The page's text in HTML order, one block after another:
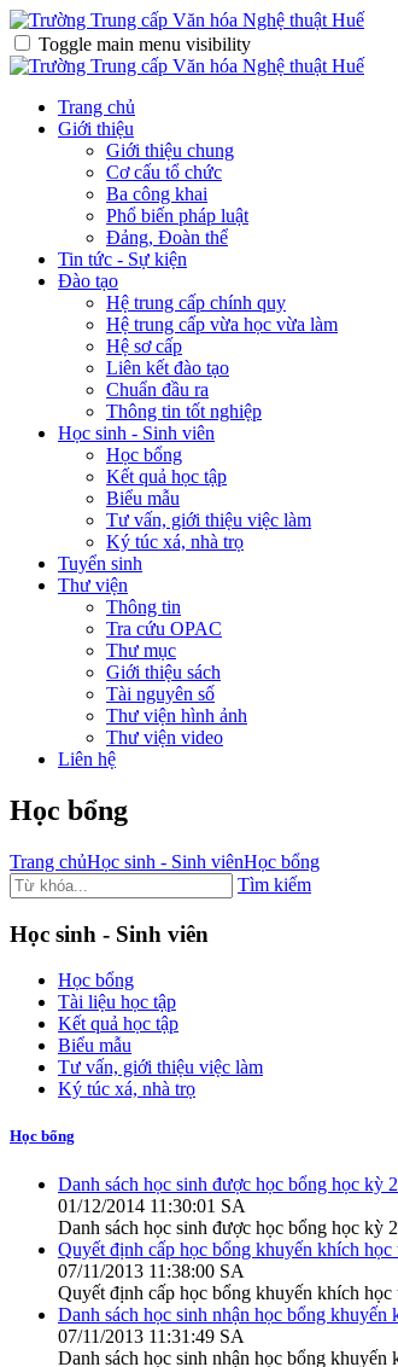
Toggle main menu visibility
Trang chủ
Giới thiệu
Giới thiệu chung
Cơ cấu tổ chức
Ba công khai
Phổ biến pháp luật
Đảng, Đoàn thể
Tin tức - Sự kiện
Đào tạo
Hệ trung cấp chính quy
Hệ trung cấp vừa học vừa làm
Hệ sơ cấp
Liên kết đào tạo
Chuẩn đầu ra
Thông tin tốt nghiệp
Học sinh - Sinh viên
Học bổng
Kết quả học tập
Biểu mẫu
Tư vấn, giới thiệu việc làm
Ký túc xá, nhà trọ
Tuyển sinh
Thư viện
Thông tin
Tra cứu OPAC
Thư mục
Giới thiệu sách
Tài nguyên số
Thư viện hình ảnh
Thư viện video
Liên hệ
Học bổng
Trang chủHọc sinh - Sinh viênHọc bổng
Tìm kiếm
Học sinh - Sinh viên
Học bổng
Tài liệu học tập
Kết quả học tập
Biểu mẫu
Tư vấn, giới thiệu việc làm
Ký túc xá, nhà trọ
Học bổng
Danh sách học sinh được học bổng học kỳ
01/12/2014 11:30:01 SA
Danh sách học sinh được học bổng học kỳ
Quyết định cấp học bổng khuyến khích
07/11/2013 11:38:00 SA
Quyết định cấp học bổng khuyến khích
Danh sách học sinh nhận học bổng khuyến
07/11/2013 11:31:49 SA
Danh sách học sinh nhận học bổng khuyến